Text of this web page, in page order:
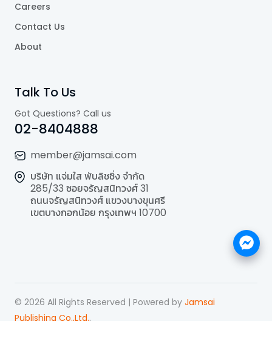
Careers
Contact Us
About
Talk To Us
Got Questions? Call us
02-8404888
member@jamsai.com
บริษัท แจ่มใส พับลิชชิ่ง จำกัด
285/33 ซอยจรัญสนิทวงศ์ 31
ถนนจรัญสนิทวงศ์ แขวงบางขุนศรี
เขตบางกอกน้อย กรุงเทพฯ 10700
© 2026 All Rights Reserved | Powered by Jamsai
Publishing Co.,Ltd..